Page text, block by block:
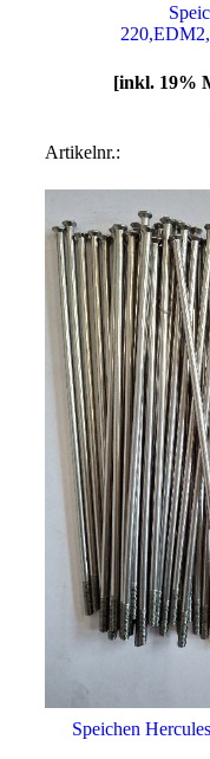
[inkl. 19%
Artikelnr.:
Speichen